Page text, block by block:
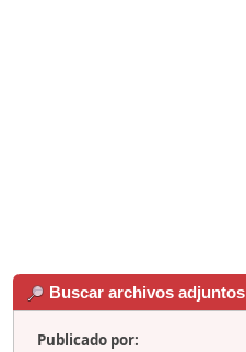
Buscar archivos adjuntos
Publicado por: